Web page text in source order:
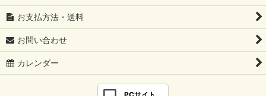
お支払方法・送料
お問い合わせ
カレンダー